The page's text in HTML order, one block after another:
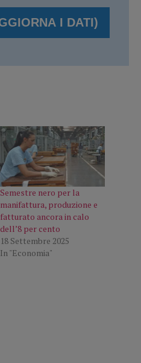
Semestre nero per la
manifattura, produzione e
fatturato ancora in calo
dell’8 per cento
18 Settembre 2025
In "Economia"